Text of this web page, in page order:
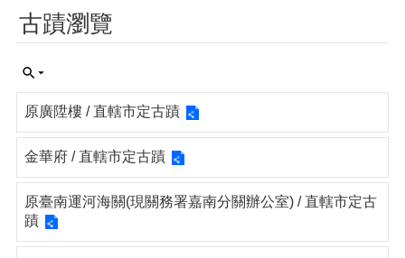
古蹟瀏覽
原廣陞樓 / 直轄市定古蹟
金華府 / 直轄市定古蹟
原臺南運河海關(現關務署嘉南分關辦公室) / 直轄市定古
蹟